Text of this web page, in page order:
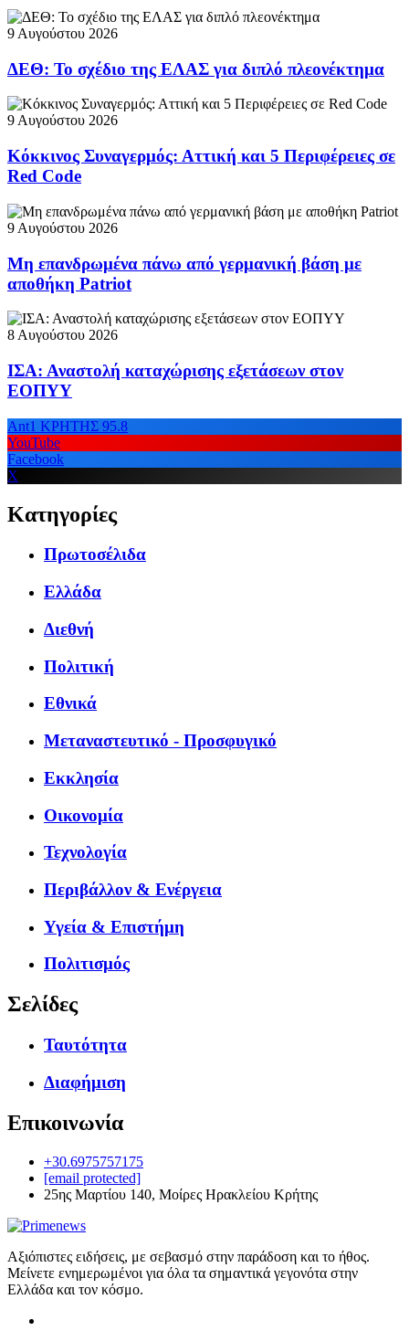
9 Αυγούστου 2026
ΔΕΘ: Το σχέδιο της ΕΛΑΣ για διπλό πλεονέκτημα
9 Αυγούστου 2026
Κόκκινος Συναγερμός: Αττική και 5 Περιφέρειες σε
Red Code
9 Αυγούστου 2026
Μη επανδρωμένα πάνω από γερμανική βάση με
αποθήκη Patriot
8 Αυγούστου 2026
ΙΣΑ: Αναστολή καταχώρισης εξετάσεων στον
ΕΟΠΥΥ
Ant1 ΚΡΗΤΗΣ 95.8
YouTube
Facebook
X
Κατηγορίες
Πρωτοσέλιδα
Ελλάδα
Διεθνή
Πολιτική
Εθνικά
Μεταναστευτικό - Προσφυγικό
Εκκλησία
Οικονομία
Τεχνολογία
Περιβάλλον & Ενέργεια
Υγεία & Επιστήμη
Πολιτισμός
Σελίδες
Ταυτότητα
Διαφήμιση
Επικοινωνία
+30.6975757175
[email protected]
25ης Μαρτίου 140, Μοίρες Ηρακλείου Κρήτης
Αξιόπιστες ειδήσεις, με σεβασμό στην παράδοση και το ήθος.
Μείνετε ενημερωμένοι για όλα τα σημαντικά γεγονότα στην
Ελλάδα και τον κόσμο.